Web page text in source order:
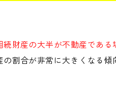
続財産の大半が不動産である
割合が非常に大きくなる